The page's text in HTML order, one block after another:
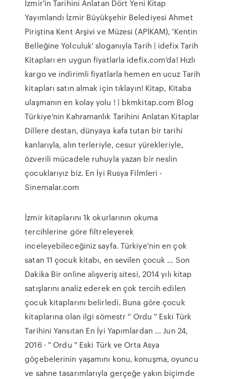
İzmir'in Tarihini Anlatan Dört Yeni Kitap
Yayımlandı İzmir Büyükşehir Belediyesi Ahmet
Piriştina Kent Arşivi ve Müzesi (APİKAM), 'Kentin
Belleğine Yolculuk' sloganıyla Tarih | idefix Tarih
Kitapları en uygun fiyatlarla idefix.com'da! Hızlı
kargo ve indirimli fiyatlarla hemen en ucuz Tarih
kitapları satın almak için tıklayın! Kitap, Kitaba
ulaşmanın en kolay yolu ! | bkmkitap.com Blog
Türkiye’nin Kahramanlık Tarihini Anlatan Kitaplar
Dillere destan, dünyaya kafa tutan bir tarihi
kanlarıyla, alın terleriyle, cesur yürekleriyle,
özverili mücadele ruhuyla yazan bir neslin
çocuklarıyız biz. En İyi Rusya Filmleri -
Sinemalar.com
İzmir kitaplarını 1k okurlarının okuma
tercihlerine göre filtreleyerek
inceleyebileceğiniz sayfa. Türkiye'nin en çok
satan 11 çocuk kitabı, en sevilen çocuk ... Son
Dakika Bir online alışveriş sitesi, 2014 yılı kitap
satışlarını analiz ederek en çok tercih edilen
çocuk kitaplarını belirledi. Buna göre çocuk
kitaplarına olan ilgi sömestr '' Ordu '' Eski Türk
Tarihini Yansıtan En İyi Yapımlardan ... Jun 24,
2016 · '' Ordu '' Eski Türk ve Orta Asya
göçebelerinin yaşamını konu, konuşma, oyuncu
ve sahne tasarımlarıyla gerçeğe yakın biçimde